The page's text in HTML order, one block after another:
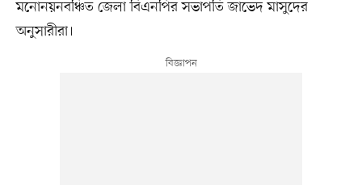
মনোনয়নবঞ্চিত জেলা বিএনপির সভাপতি জাভেদ মাসুদের
অনুসারীরা।